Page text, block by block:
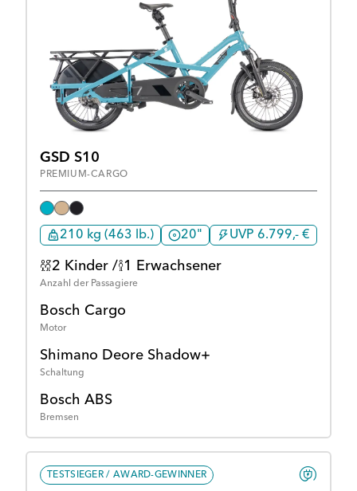
GSD S10
PREMIUM-CARGO
210 kg (463 lb.) 20" UVP 6.799,- €
2 Kinder / 1 Erwachsener
Anzahl der Passagiere
Bosch Cargo
Motor
Shimano Deore Shadow+
Schaltung
Bosch ABS
Bremsen
TESTSIEGER / AWARD-GEWINNER